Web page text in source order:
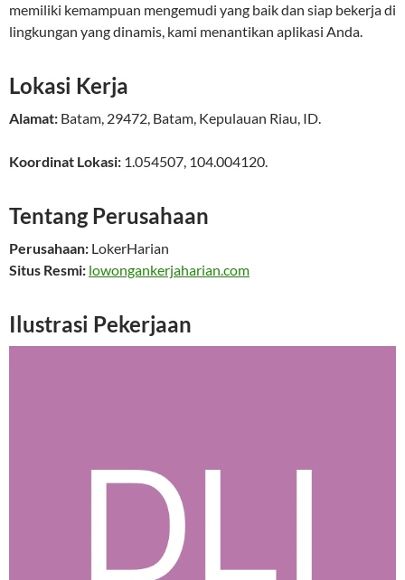
memiliki kemampuan mengemudi yang baik dan siap bekerja di
lingkungan yang dinamis, kami menantikan aplikasi Anda.
Lokasi Kerja
Alamat: Batam, 29472, Batam, Kepulauan Riau, ID.
Koordinat Lokasi: 1.054507, 104.004120.
Tentang Perusahaan
Perusahaan: LokerHarian
Situs Resmi: lowongankerjaharian.com
Ilustrasi Pekerjaan